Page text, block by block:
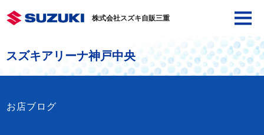
株式会社スズキ自販三重
スズキアリーナ神戸中央
お店ブログ